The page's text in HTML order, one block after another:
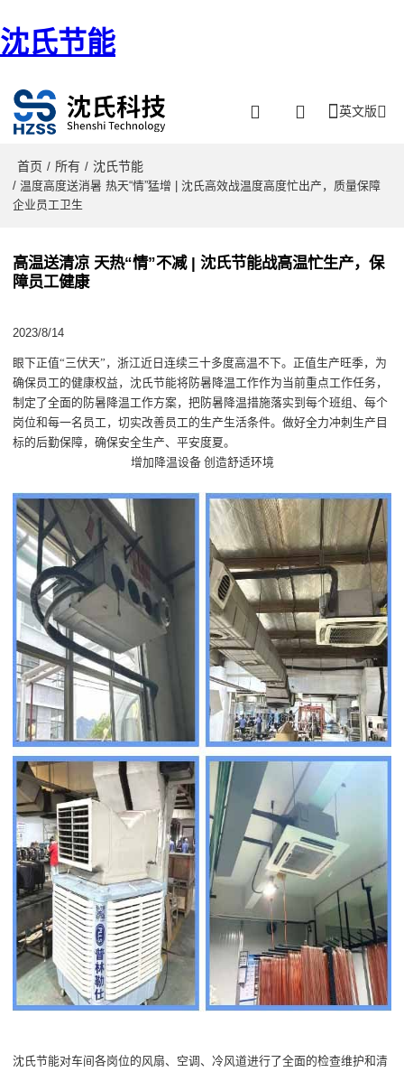
沈氏节能
英文版
首页 / 所有 / 沈氏节能
/ 温度高度送消暑 热天“情”猛增 | 沈氏高效战温度高度忙出产，质量保障
企业员工卫生
高温送清凉 天热“情”不减 | 沈氏节能战高温忙生产，保
障员工健康
2023/8/14
眼下正值“三伏天” ，浙江近日连续三十多度高温不下。 正值生产旺季， 为
确保员工的健康权益，沈氏节能将防暑降温工作作为当前重点工作任务，
制定了全面的防暑降温工作方案，把防暑降温措施落实到每个班组、每个
岗位和每一名 员 工，切实改善员工的生产生活条件。做好全力冲刺生产目
标的后勤保障，确保安全生产、平安度夏。
增加降温设备 创造舒适环境
沈氏节能对车间各岗位的风扇、空调 、 冷风道进行了全面的检查维护和清